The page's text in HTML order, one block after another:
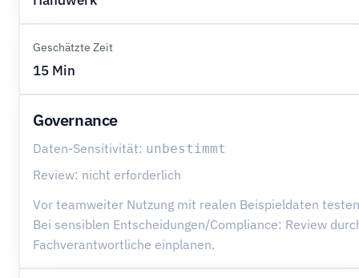
Geschätzte Zeit
15 Min
Governance
Daten-Sensitivität: unbestimmt
Review: nicht erforderlich
Vor teamweiter Nutzung mit realen Beispieldaten
Bei sensiblen Entscheidungen/Compliance: Review
Fachverantwortliche einplanen.